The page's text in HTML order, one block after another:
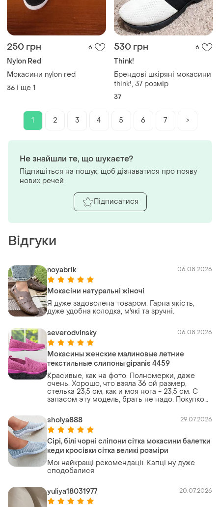
250 грн 6
Nylon Red
Мокасини nylon red
36 і ще 1
530 грн 6
Think!
Брендові шкіряні мокасини
think!, 37 розмір
37
1 2 3 4 5 6 7 >
Відгуки
noyabrik 06.08.2026
Мокасіни натуральні жіночі
Я дуже задоволена товаром. Гарна якість,
дуже удобна колодка, м'які та зручні.
severodvinsky 06.08.2026
Мокасины женские малиновые летние
текстильные слипоны gipanis 4459
Красивые, как на фото. Полномерки, даже
очень. Хорошо, что взяла 36 ой размер,
стелька 23,5 см, как и моя нога - 23,5 см. С
запасом эту модель, брать не надо. Покупкой
sholya888
29.07.2026
Сірі, білі чорні сліпони сітка мокасини балетки
кеди кросівки сітка великі розміри
Мої найкращі рекомендації. Капці ну дуже
сподобалися
yuliya18031977 20.07.2026
Не знайшли те, що шукаєте?
Підпишіться на пошук, щоб дізнаватися про появу
нових речей
Підписатися